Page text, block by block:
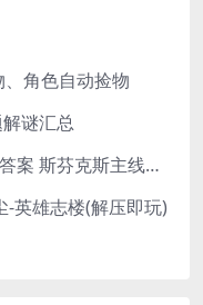
角色自动捡物
谜汇总
刺客信条奥德赛唤醒神话谜题答案 斯芬克斯主线攻略
-英雄志楼(解压即玩)